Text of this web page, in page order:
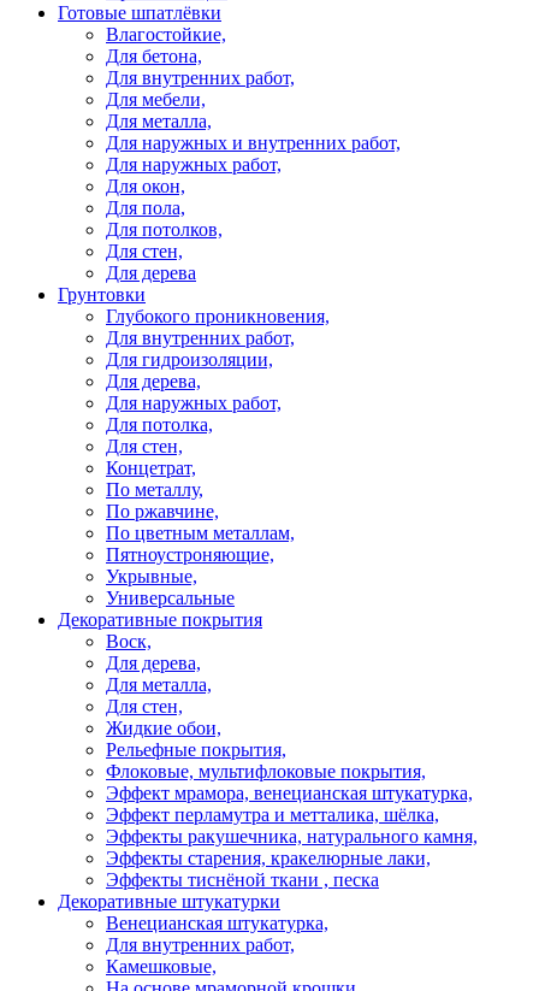
Готовые шпатлёвки
Влагостойкие,
Для бетона,
Для внутренних работ,
Для мебели,
Для металла,
Для наружных и внутренних работ,
Для наружных работ,
Для окон,
Для пола,
Для потолков,
Для стен,
Для дерева
Грунтовки
Глубокого проникновения,
Для внутренних работ,
Для гидроизоляции,
Для дерева,
Для наружных работ,
Для потолка,
Для стен,
Концетрат,
По металлу,
По ржавчине,
По цветным металлам,
Пятноустроняющие,
Укрывные,
Универсальные
Декоративные покрытия
Воск,
Для дерева,
Для металла,
Для стен,
Жидкие обои,
Рельефные покрытия,
Флоковые, мультифлоковые покрытия,
Эффект мрамора, венецианская штукатурка,
Эффект перламутра и метталика, шёлка,
Эффекты ракушечника, натурального камня,
Эффекты старения, кракелюрные лаки,
Эффекты тиснёной ткани , песка
Декоративные штукатурки
Венецианская штукатурка,
Для внутренних работ,
Камешковые,